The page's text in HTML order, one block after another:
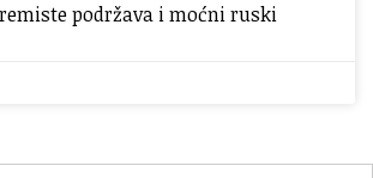
podržava i moćni ruski